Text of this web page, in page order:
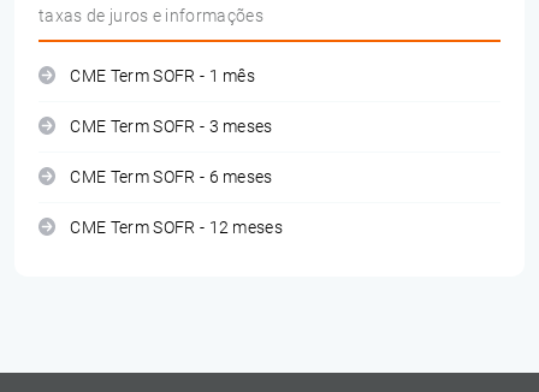
taxas de juros e informações
CME Term SOFR - 1 mês
CME Term SOFR - 3 meses
CME Term SOFR - 6 meses
CME Term SOFR - 12 meses